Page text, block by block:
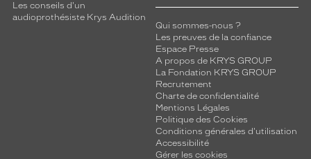
Les conseils d'un
audioprothésiste Krys Audition
Qui sommes-nous ?
Les preuves de la confiance
Espace Presse
A propos de KRYS GROUP
La Fondation KRYS GROUP
Recrutement
Charte de confidentialité
Mentions Légales
Politique des Cookies
Conditions générales d'utilisation
Accessibilité
Gérer les cookies